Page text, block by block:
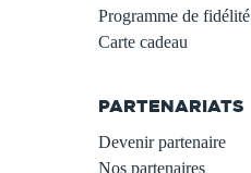
Programme de fidélité
Carte cadeau
PARTENARIATS
Devenir partenaire
Nos partenaires